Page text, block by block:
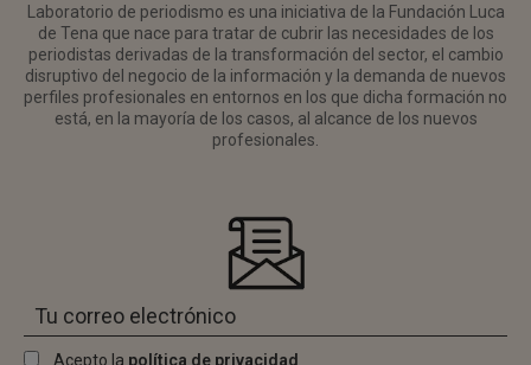
Laboratorio de periodismo es una iniciativa de la Fundación Luca
de Tena que nace para tratar de cubrir las necesidades de los
periodistas derivadas de la transformación del sector, el cambio
disruptivo del negocio de la información y la demanda de nuevos
perfiles profesionales en entornos en los que dicha formación no
está, en la mayoría de los casos, al alcance de los nuevos
profesionales.
Acepto la política de privacidad